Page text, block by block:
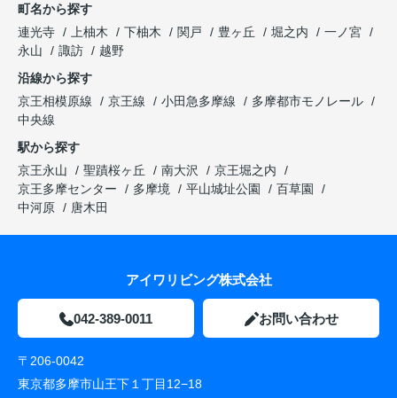
町名から探す
連光寺
上柚木 下柚木 関戸 豊ヶ丘 堀之内
一ノ宮
永山
諏訪
越野
沿線から探す
京王相模原線
京王線 小田急多摩線
多摩都市モノレール
中央線
駅から探す
京王永山
聖蹟桜ヶ丘 南大沢
京王堀之内
京王多摩センター
多摩境 平山城址公園
百草園
中河原
唐木田
アイワリビング株式会社
042-389-0011 お問い合わせ
〒206-0042
東京都多摩市山王下１丁目12−18